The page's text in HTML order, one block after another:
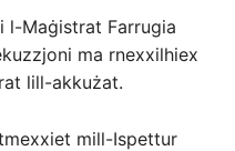
l-Maġistrat Farrugia
ma rnexxilhiex
lill-akkużat.
mill-Ispettur